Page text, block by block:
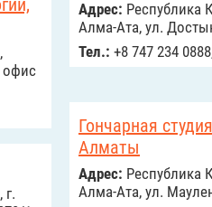
офис
Адрес: Республика
Алма-Ата, ул.
Тел.: +8 747 234
Гончарная
Алматы
Адрес: Республика
Алма-Ата, ул.
г.